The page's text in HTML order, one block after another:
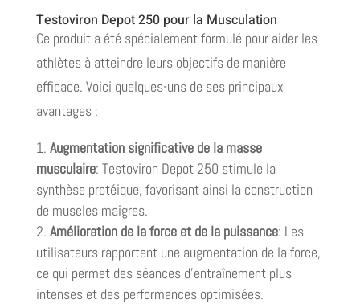
Testoviron Depot 250 pour la Musculation
Ce produit a été spécialement formulé pour aider les
athlètes à atteindre leurs objectifs de manière
efficace. Voici quelques-uns de ses principaux
avantages :
Augmentation significative de la masse
musculaire: Testoviron Depot 250 stimule la
synthèse protéique, favorisant ainsi la construction
de muscles maigres.
Amélioration de la force et de la puissance: Les
utilisateurs rapportent une augmentation de la force,
ce qui permet des séances d’entraînement plus
intenses et des performances optimisées.